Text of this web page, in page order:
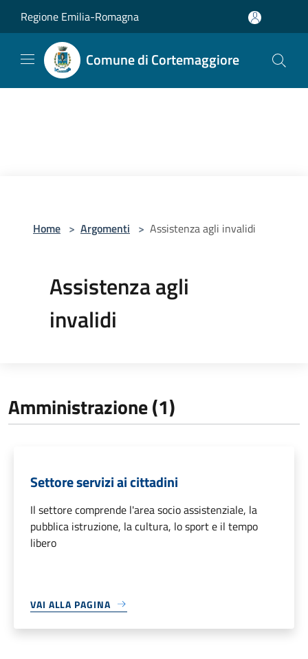
Regione Emilia-Romagna
Comune di Cortemaggiore
Home > Argomenti > Assistenza agli invalidi
Assistenza agli
invalidi
Amministrazione (1)
Settore servizi ai cittadini
Il settore comprende l'area socio assistenziale, la
pubblica istruzione, la cultura, lo sport e il tempo
libero
VAI ALLA PAGINA